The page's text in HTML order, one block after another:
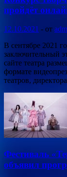
пройдёт
12.10.2021 - от
В сентябре 2021
заключительный
сайте театра
формате
театров,
Фестиваль
объявил